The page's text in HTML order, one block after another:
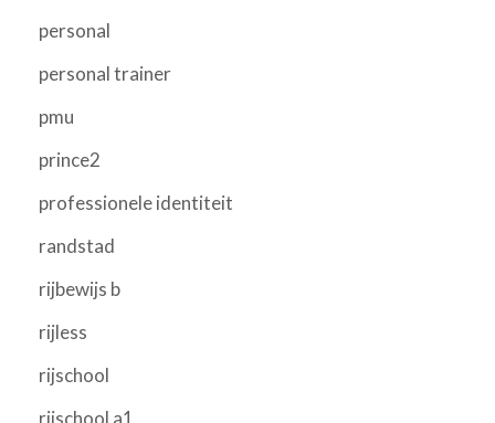
personal
personal trainer
pmu
prince2
professionele identiteit
randstad
rijbewijs b
rijless
rijschool
rijschool a1